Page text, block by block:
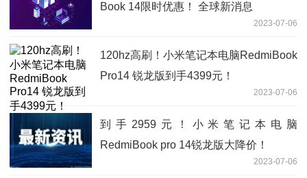
Book 14限时优惠！ 全球新消息
2023-07-06
120hz高刷！小米笔记本电脑RedmiBook
Pro14 锐龙版到手4399元！
2023-07-06
到手2959元！小米笔记本电脑
RedmiBook pro 14锐龙版大降价！
2023-07-06